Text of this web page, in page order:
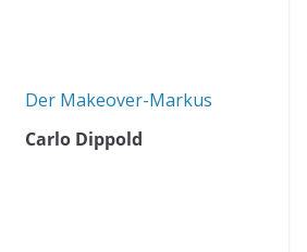
Der Makeover-Markus
Carlo Dippold